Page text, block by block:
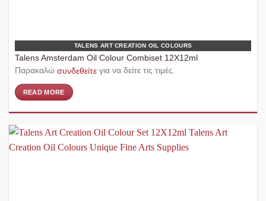
TALENS ART CREATION OIL COLOURS
Talens Amsterdam Oil Colour Combiset 12X12ml
Παρακαλώ συνδεθείτεγια να δείτε τις τιμές.
READ MORE